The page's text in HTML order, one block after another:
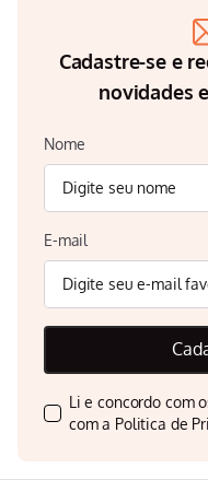
Cadastre-se e
novidades
Nome
E-mail
Li e concordo com
com a Politica de